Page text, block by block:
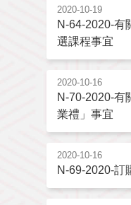
2020-10-19
N-64-2020-有
選課程事宜
2020-10-16
N-70-2020-有
業禮」事宜
2020-10-16
N-69-2020-訂